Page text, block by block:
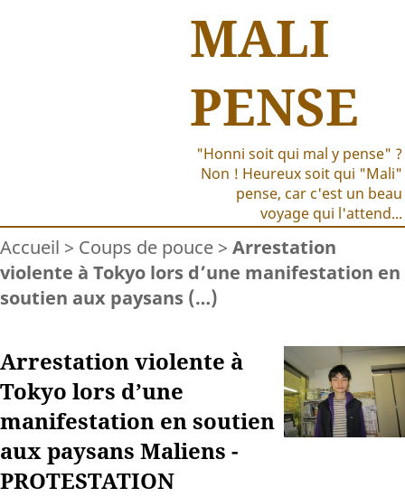
MALI
PENSE
"Honni soit qui mal y pense" ?
Non ! Heureux soit qui "Mali"
pense, car c'est un beau
voyage qui l'attend...
Accueil > Coups de pouce > Arrestation
violente à Tokyo lors d’une manifestation en
soutien aux paysans (…)
Arrestation violente à
Tokyo lors d’une
manifestation en soutien
aux paysans Maliens -
PROTESTATION